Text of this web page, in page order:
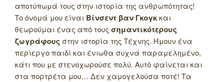
αποτύπωμά τους στην ιστορία της ανθρωπότητας!
Το όνομά μου είναι Βίνσεντ βαν Γκογκκαι
θεωρούμαι ένας από τους σημαντικότερους
ζωγράφους στην ιστορία της Τέχνης. Ήμουν ένα
περίεργο παιδί και ένιωθα συχνά παραμελημένο,
κάτι που με στενοχωρούσε πολύ. Αυτό φαίνεται και
στα πορτρέτα μου… Δεν χαμογελούσα ποτέ! Τα